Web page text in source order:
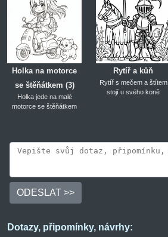
Holka na motorce
se štěňátkem (3)
Holka jede na malé
motorce se štěňátkem
Rytíř a kůň
Rytíř s mečem a štítem
stojí u svého koně
ODESLAT >>
Dotazy, připomínky, návrhy: